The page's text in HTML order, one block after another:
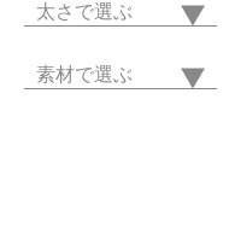
太さで選ぶ
素材で選ぶ